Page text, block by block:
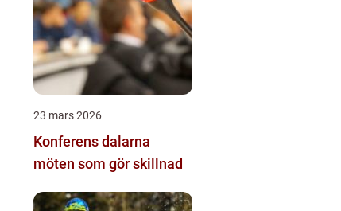
23 mars 2026
Konferens dalarna
möten som gör skillnad